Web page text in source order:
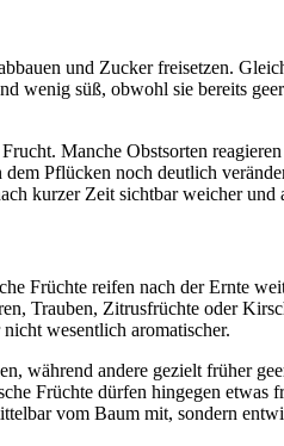
und Zucker freisetzen.
wenig süß, obwohl sie bereits
Manche Obstsorten
Pflücken noch deutlich
kurzer Zeit sichtbar weicher und
Früchte reifen nach der Ernte
Trauben, Zitrusfrüchte oder
wesentlich aromatischer.
während andere gezielt früher
Früchte dürfen hingegen
vom Baum mit, sondern